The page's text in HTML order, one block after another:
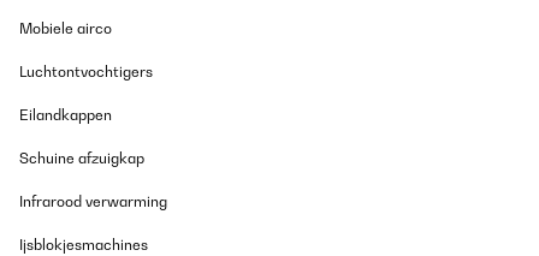
Mobiele airco
Luchtontvochtigers
Eilandkappen
Schuine afzuigkap
Infrarood verwarming
Ijsblokjesmachines